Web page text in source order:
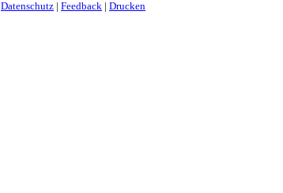
Datenschutz Feedback Drucken